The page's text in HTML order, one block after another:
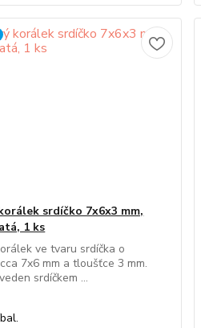
srdíčko 7x6x3 mm,
1 ks
ve tvaru srdíčka o
7x6 mm a tloušťce 3 mm.
srdíčkem ...
bal.